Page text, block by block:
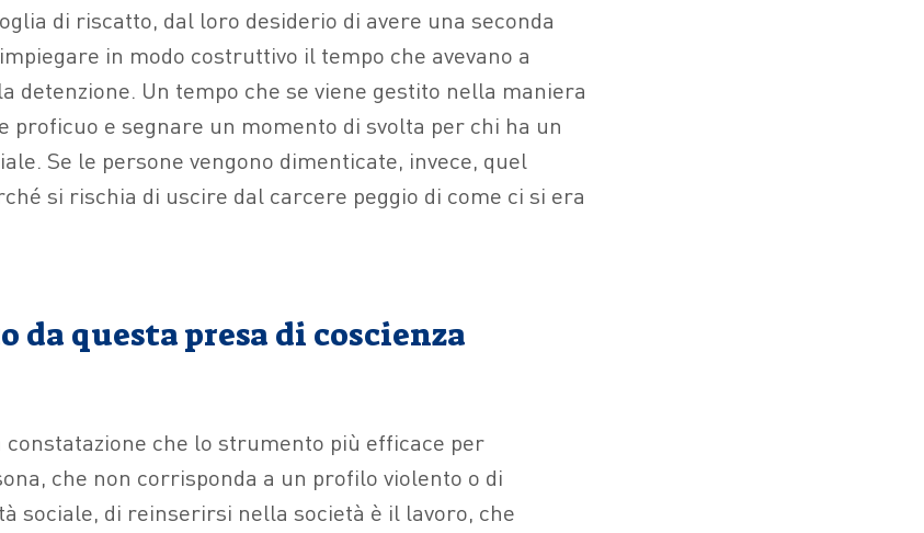
di riscatto, dal loro desiderio di avere una seconda
in modo costruttivo il tempo che avevano a
detenzione. Un tempo che se viene gestito nella maniera
proficuo e segnare un momento di svolta per chi ha un
Se le persone vengono dimenticate, invece, quel
si rischia di uscire dal carcere peggio di come ci si era
da questa presa di coscienza
che lo strumento più efficace per
che non corrisponda a un profilo violento o di
sociale, di reinserirsi nella società è il lavoro, che